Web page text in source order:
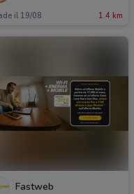
il 19/08 1.4 km
Fastweb